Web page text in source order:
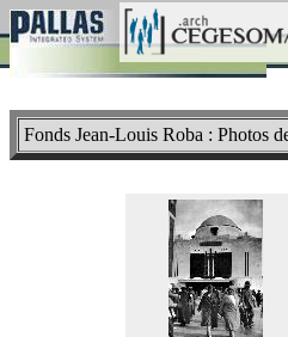
Fonds Jean-Louis Roba : Photos